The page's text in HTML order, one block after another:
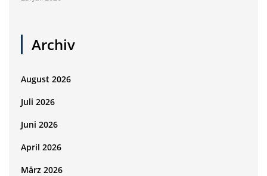
Archiv
August 2026
Juli 2026
Juni 2026
April 2026
März 2026